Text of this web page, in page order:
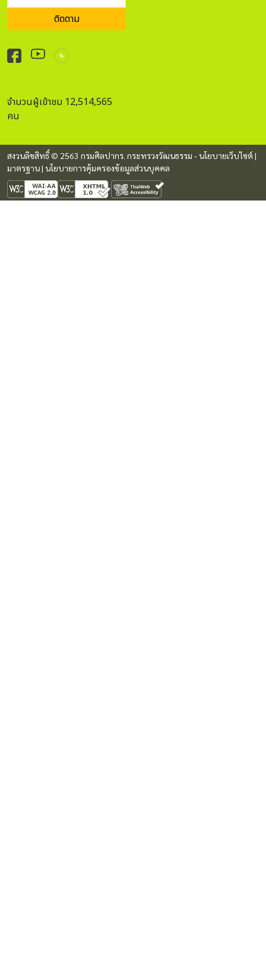
ติดตาม
จำนวนผู้เข้าชม 12,514,565
คน
สงวนลิขสิทธิ์ © 2563 กรมศิลปากร. กระทรวงวัฒนธรรม -นโยบายเว็บไซต์ |
มาตรฐาน| นโยบายการคุ้มครองข้อมูลส่วนบุคคล